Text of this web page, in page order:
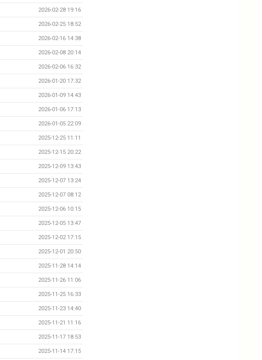
2026-02-28 19:16
2026-02-25 18:52
2026-02-16 14:38
2026-02-08 20:14
2026-02-06 16:32
2026-01-20 17:32
2026-01-09 14:43
2026-01-06 17:13
2026-01-05 22:09
2025-12-25 11:11
2025-12-15 20:22
2025-12-09 13:43
2025-12-07 13:24
2025-12-07 08:12
2025-12-06 10:15
2025-12-05 13:47
2025-12-02 17:15
2025-12-01 20:50
2025-11-28 14:14
2025-11-26 11:06
2025-11-25 16:33
2025-11-23 14:40
2025-11-21 11:16
2025-11-17 18:53
2025-11-14 17:15